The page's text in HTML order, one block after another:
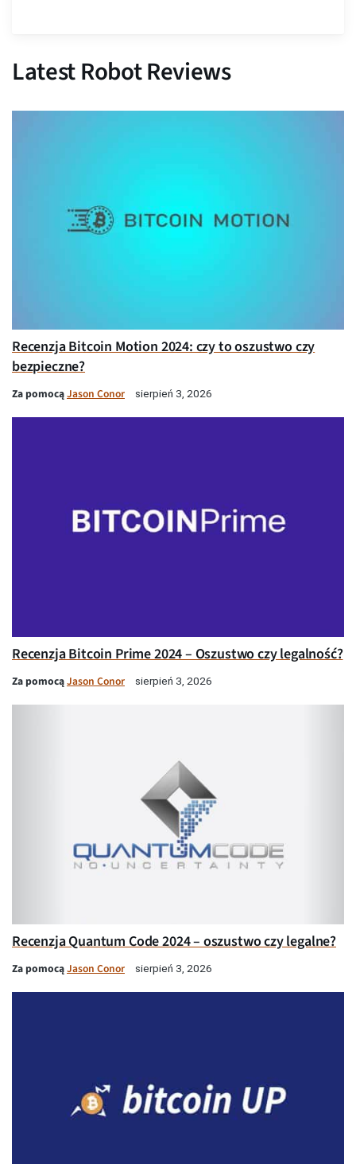
Latest Robot Reviews
Recenzja Bitcoin Motion 2024: czy to oszustwo czy
bezpieczne?
Za pomocąJason Conor sierpień 3, 2026
Recenzja Bitcoin Prime 2024 – Oszustwo czy legalność?
Za pomocąJason Conor sierpień 3, 2026
Recenzja Quantum Code 2024 – oszustwo czy legalne?
Za pomocąJason Conor sierpień 3, 2026